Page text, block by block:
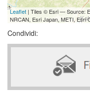
Leaflet | Tiles © Esri — Source:
NRCAN, Esri Japan, METI, Esri
Condividi: